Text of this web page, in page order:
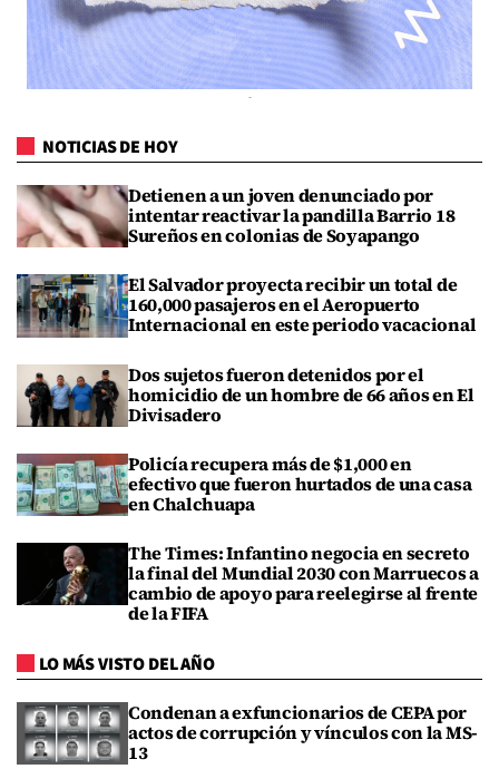
NOTICIAS DE HOY
Detienen a un joven denunciado por
intentar reactivar la pandilla Barrio 18
Sureños en colonias de Soyapango
El Salvador proyecta recibir un total de
160,000 pasajeros en el Aeropuerto
Internacional en este periodo vacacional
Dos sujetos fueron detenidos por el
homicidio de un hombre de 66 años en El
Divisadero
Policía recupera más de $1,000 en
efectivo que fueron hurtados de una casa
en Chalchuapa
The Times: Infantino negocia en secreto
la final del Mundial 2030 con Marruecos a
cambio de apoyo para reelegirse al frente
de la FIFA
LO MÁS VISTO DEL AÑO
Condenan a exfuncionarios de CEPA por
actos de corrupción y vínculos con la MS-
13